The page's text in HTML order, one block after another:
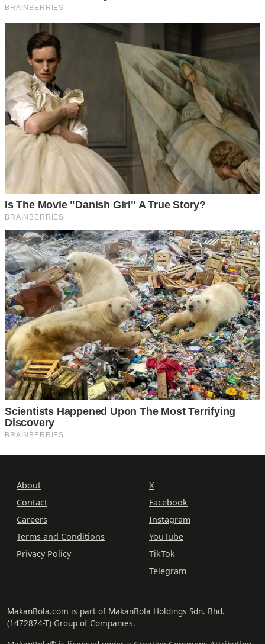
About
Contact
Careers
Terms and Conditions
Privacy Policy
X
Facebook
Instagram
YouTube
TikTok
Telegram
MakanBola.com is part of MakanBola Holdings Sdn. Bhd.
(1472874-T) Group of Companies.